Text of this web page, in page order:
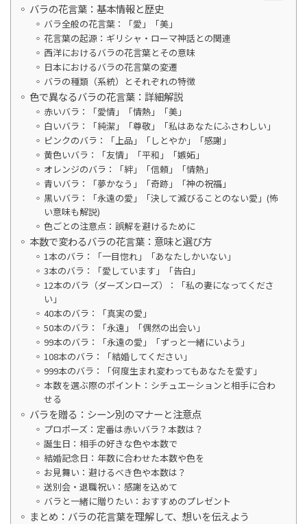
バラの花言葉：基本情報と歴史
バラ全般の花言葉：「愛」「美」
花言葉の起源：ギリシャ・ローマ神話との関連
西洋におけるバラの花言葉とその意味
日本におけるバラの花言葉の変遷
バラの種類（系統）とそれぞれの特徴
色で異なるバラの花言葉：詳細解説
赤いバラ：「愛情」「情熱」「美」
白いバラ：「純潔」「尊敬」「私はあなたにふさわしい」
ピンクのバラ：「上品」「しとやか」「感謝」
黄色いバラ：「友情」「平和」「嫉妬」
オレンジのバラ：「絆」「信頼」「情熱」
青いバラ：「夢かなう」「奇跡」「神の祝福」
黒いバラ：「永遠の愛」「決して滅びることのない愛」(怖
い意味も解説)
色ごとの注意点：誤解を避けるために
本数で変わるバラの花言葉：意味と選び方
1本のバラ：「一目惚れ」「あなたしかいない」
3本のバラ：「愛しています」「告白」
12本のバラ（ダーズンローズ）：「私の妻になってくださ
い」
40本のバラ：「真実の愛」
50本のバラ：「永遠」「偶然の出会い」
99本のバラ：「永遠の愛」「ずっと一緒にいよう」
108本のバラ：「結婚してください」
999本のバラ：「何度生まれ変わってもあなたを愛す」
本数を選ぶ際のポイント：シチュエーションと相手に合わ
せる
バラを贈る：シーン別のマナーと注意点
プロポーズ：定番は赤いバラ？本数は？
誕生日：相手の好きな色や本数で
結婚記念日：年数に合わせた本数や色を
お見舞い：避けるべき色や本数は？
送別会・退職祝い：感謝を込めて
バラと一緒に贈りたい：おすすめのプレゼント
まとめ：バラの花言葉を理解して、想いを伝えよう